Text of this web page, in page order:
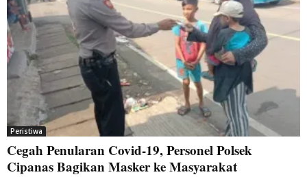
Peristiwa
Cegah Penularan Covid-19, Personel Polsek
Cipanas Bagikan Masker ke Masyarakat